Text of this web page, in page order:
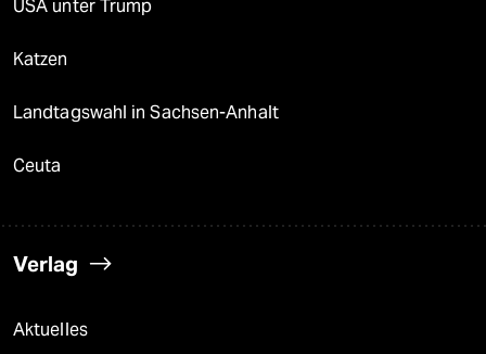
USA unter Trump
Katzen
Landtagswahl in Sachsen-Anhalt
Ceuta
Verlag
Aktuelles